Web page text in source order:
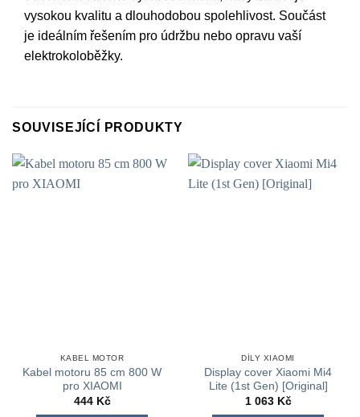
vysokou kvalitu a dlouhodobou spolehlivost. Součást
je ideálním řešením pro údržbu nebo opravu vaší
elektrokoloběžky.
SOUVISEJÍCÍ PRODUKTY
KABEL MOTOR
Kabel motoru 85 cm 800 W
pro XIAOMI
444 Kč
DÍLY XIAOMI
Display cover Xiaomi Mi4
Lite (1st Gen) [Original]
1 063 Kč